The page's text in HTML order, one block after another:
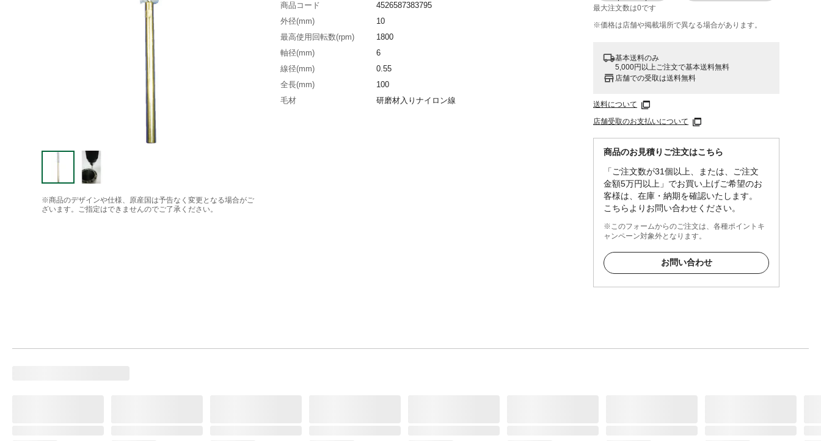
※商品のデザインや仕様、原産国は予告なく変更となる場合がご
ざいます。ご指定はできませんのでご了承ください。
最大注文数は0です
※価格は​店舗や​掲載場所で​異なる​場合が​あります。
基本送料のみ
5,000円以上ご注文で基本送料無料
店舗での受取は送料無料
送料について
店舗受取のお支払いについて
商品のお見積りご注文はこちら
「ご注文数が31個以上、または、ご注文
金額5万円以上」でお買い上げご希望のお
客様は、在庫・納期を確認いたします。
こちらよりお問い合わせください。
※このフォームからのご注文は、各種ポイントキ
ャンペーン対象外となります。
お問い合わせ
商品コード
4526587383795
外径(mm)
10
最高使用回転数(rpm)
1800
軸径(mm)
6
線径(mm)
0.55
全長(mm)
100
毛材
研磨材入りナイロン線